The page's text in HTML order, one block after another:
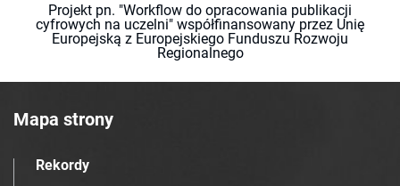
Projekt pn. "Workflow do opracowania publikacji
cyfrowych na uczelni" współfinansowany przez Unię
Europejską z Europejskiego Funduszu Rozwoju
Regionalnego
Mapa strony
Rekordy